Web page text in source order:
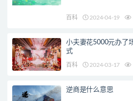
百科 2024-04-19
小夫妻花5000元办了
式
百科 2024-03-17
逆商是什么意思